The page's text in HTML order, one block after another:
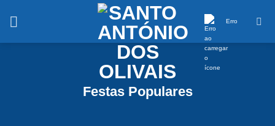
Erro
Festas Populares